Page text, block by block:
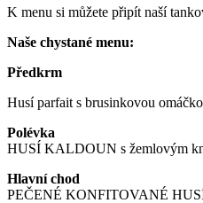
K menu si můžete připít naší
Naše chystané menu:
Předkrm
Husí parfait s brusinkovou
Polévka
HUSÍ KALDOUN s žemlovým
Hlavní chod
PEČENÉ KONFITOVANÉ HUSÍ